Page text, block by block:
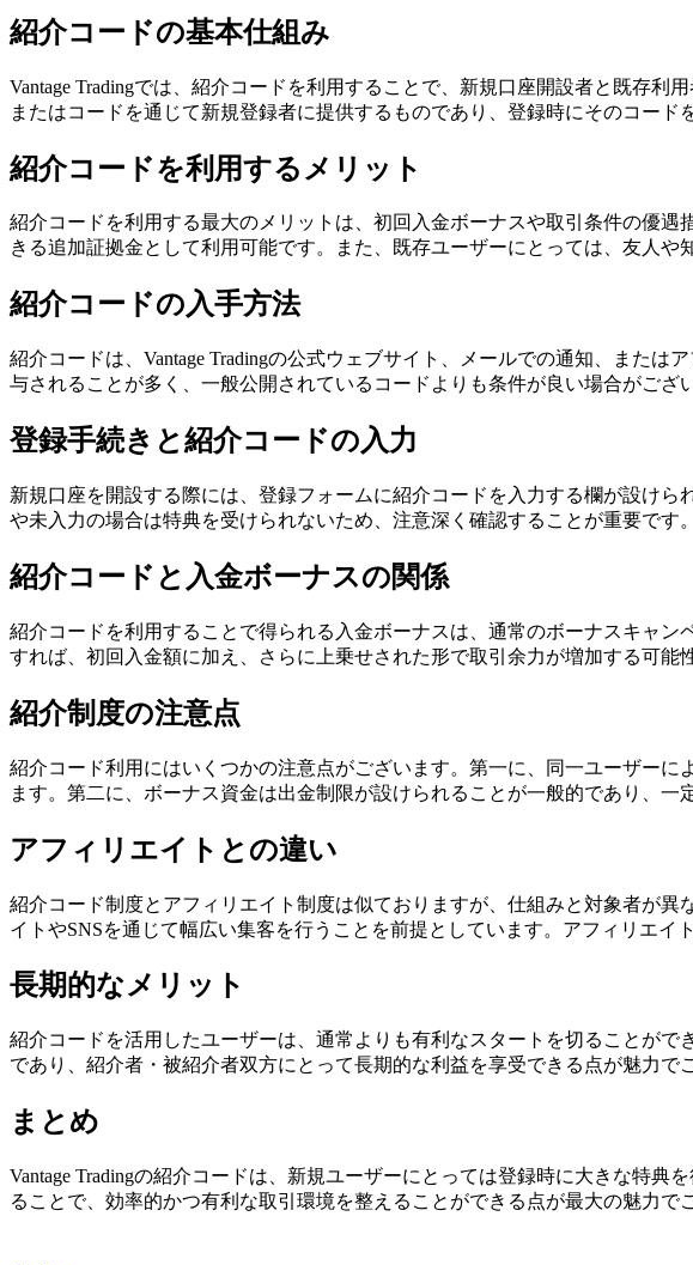
紹介コードの基本仕組み
Vantage Tradingでは、紹介コードを利用することで、新規口座開設者と既存
またはコードを通じて新規登録者に提供するものであり、登録時にそのコー
紹介コードを利用するメリット
紹介コードを利用する最大のメリットは、初回入金ボーナスや取引条件の優
きる追加証拠金として利用可能です。また、既存ユーザーにとっては、友人
紹介コードの入手方法
紹介コードは、Vantage Tradingの公式ウェブサイト、メールでの通知、また
与されることが多く、一般公開されているコードよりも条件が良い場合がござ
登録手続きと紹介コードの入力
新規口座を開設する際には、登録フォームに紹介コードを入力する欄が設け
や未入力の場合は特典を受けられないため、注意深く確認することが重要です。
紹介コードと入金ボーナスの関係
紹介コードを利用することで得られる入金ボーナスは、通常のボーナスキャ
すれば、初回入金額に加え、さらに上乗せされた形で取引余力が増加する可能
紹介制度の注意点
紹介コード利用にはいくつかの注意点がございます。第一に、同一ユーザー
ます。第二に、ボーナス資金は出金制限が設けられることが一般的であり、一
アフィリエイトとの違い
紹介コード制度とアフィリエイト制度は似ておりますが、仕組みと対象者が
イトやSNSを通じて幅広い集客を行うことを前提としています。アフィリエ
長期的なメリット
紹介コードを活用したユーザーは、通常よりも有利なスタートを切ることが
であり、紹介者・被紹介者双方にとって長期的な利益を享受できる点が魅力で
まとめ
Vantage Tradingの紹介コードは、新規ユーザーにとっては登録時に大きな特
ることで、効率的かつ有利な取引環境を整えることができる点が最大の魅力で